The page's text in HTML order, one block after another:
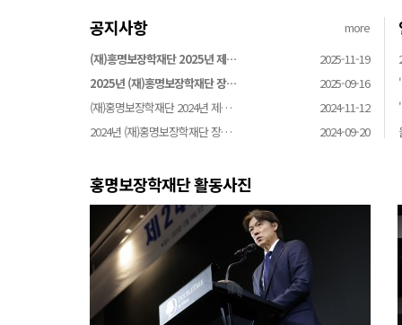
공지사항
more
(재)홍명보장학재단 2025년 제…
2025-11-19
2025년 (재)홍명보장학재단 장…
2025-09-16
(재)홍명보장학재단 2024년 제…
2024-11-12
2024년 (재)홍명보장학재단 장…
2024-09-20
홍명보장학재단 활동사진